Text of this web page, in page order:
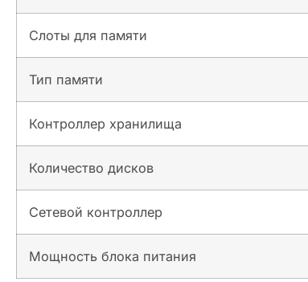
Слоты для памяти
Тип памяти
Контроллер хранилища
Количество дисков
Сетевой контроллер
Мощность блока питания